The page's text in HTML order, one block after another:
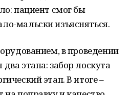
пациент смог бы
мальски изъясняться.
в проведении
этапа: забор лоскута
этап. В итоге –